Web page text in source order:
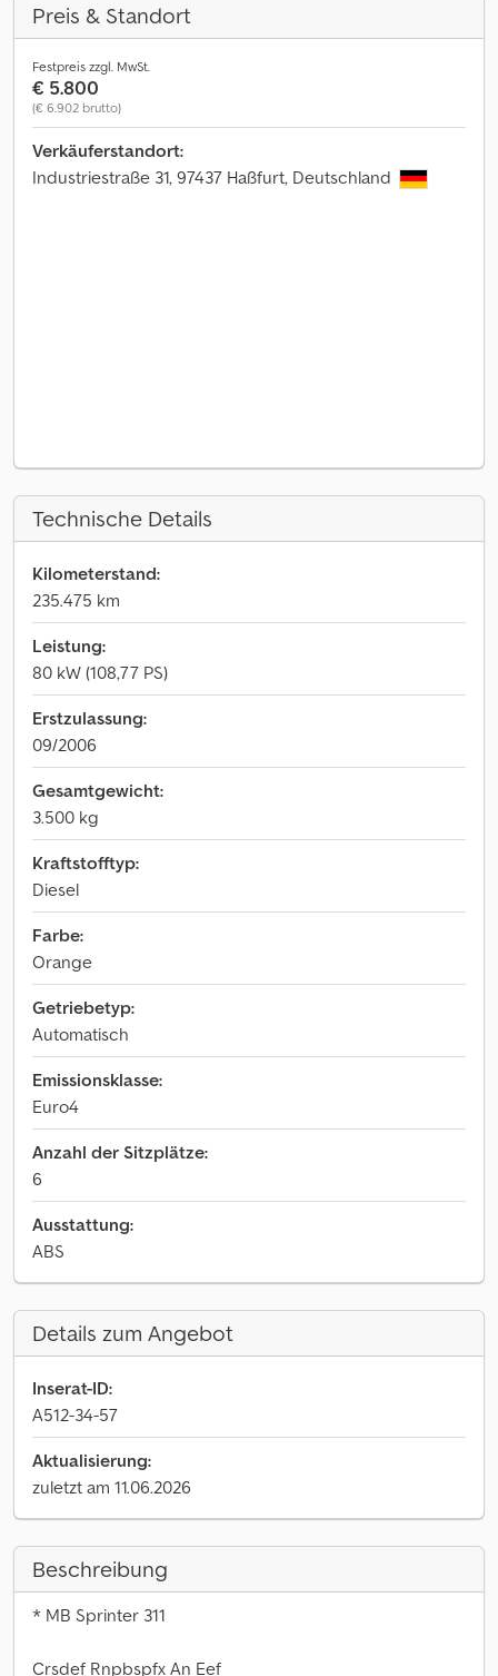
Preis & Standort
Festpreis zzgl. MwSt.
€ 5.800
(€ 6.902 brutto)
Verkäuferstandort:
Industriestraße 31, 97437 Haßfurt, Deutschland
Technische Details
Kilometerstand:
235.475 km
Leistung:
80 kW (108,77 PS)
Erstzulassung:
09/2006
Gesamtgewicht:
3.500 kg
Kraftstofftyp:
Diesel
Farbe:
Orange
Getriebetyp:
Automatisch
Emissionsklasse:
Euro4
Anzahl der Sitzplätze:
6
Ausstattung:
ABS
Details zum Angebot
Inserat-ID:
A512-34-57
Aktualisierung:
zuletzt am 11.06.2026
Beschreibung
* MB Sprinter 311
Crsdef Rnpbspfx An Eef